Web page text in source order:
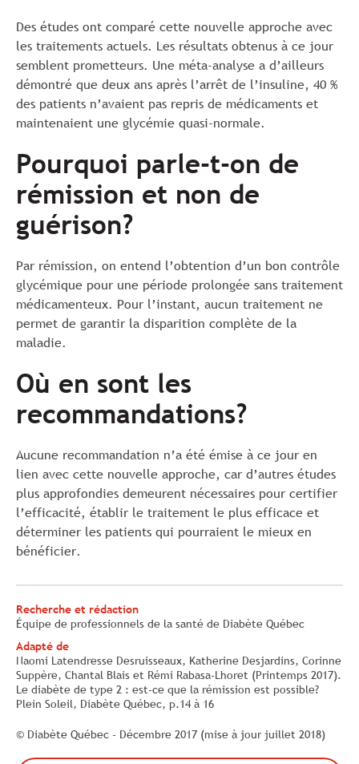
Des études ont comparé cette nouvelle approche avec
les traitements actuels. Les résultats obtenus à ce jour
semblent prometteurs. Une méta-analyse a d’ailleurs
démontré que deux ans après l’arrêt de l’insuline, 40 %
des patients n’avaient pas repris de médicaments et
maintenaient une glycémie quasi-normale.
Pourquoi parle-t-on de
rémission et non de
guérison?
Par rémission, on entend l’obtention d’un bon contrôle
glycémique pour une période prolongée sans traitement
médicamenteux. Pour l’instant, aucun traitement ne
permet de garantir la disparition complète de la
maladie.
Où en sont les
recommandations?
Aucune recommandation n’a été émise à ce jour en
lien avec cette nouvelle approche, car d’autres études
plus approfondies demeurent nécessaires pour certifier
l’efficacité, établir le traitement le plus efficace et
déterminer les patients qui pourraient le mieux en
bénéficier.
Recherche et rédaction
Équipe de professionnels de la santé de Diabète Québec
Adapté de
Naomi Latendresse Desruisseaux, Katherine Desjardins, Corinne
Suppère, Chantal Blais et Rémi Rabasa-Lhoret (Printemps 2017).
Le diabète de type 2 : est-ce que la rémission est possible?
Plein Soleil, Diabète Québec, p.14 à 16
© Diabète Québec - Décembre 2017 (mise à jour juillet 2018)